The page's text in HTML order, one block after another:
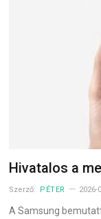
Hivatalos a
Szerző: PÉTER 2026-
A Samsung